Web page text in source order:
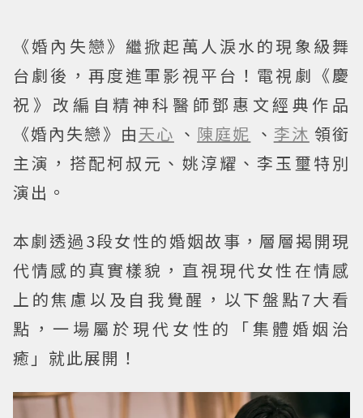
《婚內失戀》繼掀起萬人淚水的現象級舞
台劇後，再度進軍影視平台！電視劇《慶
祝》改編自精神科醫師鄧惠文經典作品
《婚內失戀》由天心 、 陳庭妮 、 李沐 領銜
主演，搭配柯叔元、姚淳耀、李玉璽特別
演出。
本劇透過3段女性的婚姻故事，層層揭開現
代情感的真實樣貌，直視現代女性在情感
上的焦慮以及自我覺醒，以下盤點7大看
點，一場屬於現代女性的「集體婚姻治
癒」就此展開！